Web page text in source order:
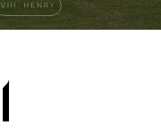
VIII. HENRY